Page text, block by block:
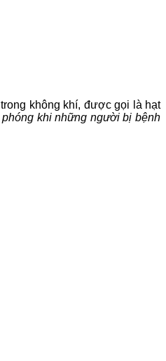
không khí, được gọi là hạt
khi những người bị bệnh